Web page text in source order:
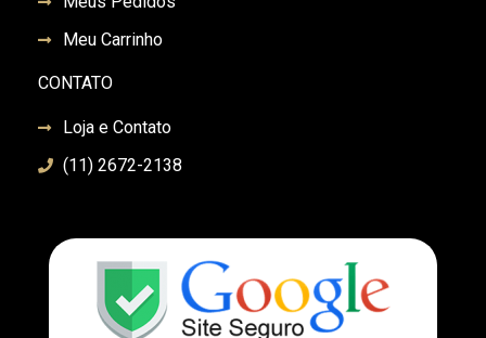
Meu Carrinho
CONTATO
Loja e Contato
(11) 2672-2138